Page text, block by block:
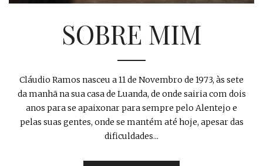
SOBRE MIM
Cláudio Ramos nasceu a 11 de Novembro de 1973, às sete
da manhã na sua casa de Luanda, de onde sairia com dois
anos para se apaixonar para sempre pelo Alentejo e
pelas suas gentes, onde se mantém até hoje, apesar das
dificuldades...